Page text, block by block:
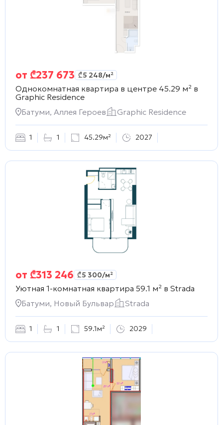
от ₾237 673 ₾5 248/м²
Однокомнатная квартира в центре 45.29 м² в
Graphic Residence
Батуми, Аллея Героев
Graphic Residence
1 1 45.29м² 2027
от ₾313 246 ₾5 300/м²
Уютная 1-комнатная квартира 59.1 м² в Strada
Батуми, Новый Бульвар
Strada
1 1 59.1м² 2029